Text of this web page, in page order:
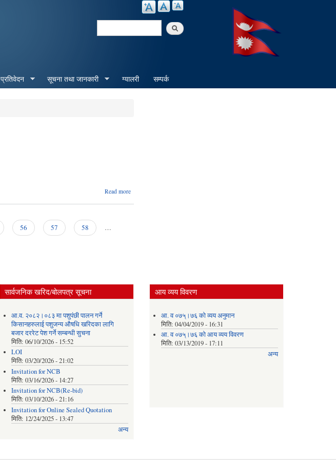
Search
प्रतिवेदन सूचना तथा जानकारी ग्यालरी सम्पर्क
Read more
56 57 58
…
सार्वजनिक खरिद/बोलपत्र सूचना
आ.व. २०८२।०८३ मा पशुपंछी पालन गर्ने
किसानहरुलाई पशुजन्य औषधि खरिदका लागि
बजार दररेट पेश गर्ने सम्बन्धी सुचना
मिति: 06/10/2026 - 15:52
LOI
मिति: 03/20/2026 - 21:02
Invitation for NCB
मिति: 03/16/2026 - 14:27
Invitation for NCB(Re-bid)
मिति: 03/10/2026 - 21:16
Invitation for Online Sealed Quotation
मिति: 12/24/2025 - 13:47
अन्य
आय व्यय विवरण
आ. व ०७५्।७६ को व्यय अनुमान
मिति:04/04/2019 - 16:31
आ. व ०७५्।७६ को आय व्यय विवरण
मिति:03/13/2019 - 17:11
अन्य